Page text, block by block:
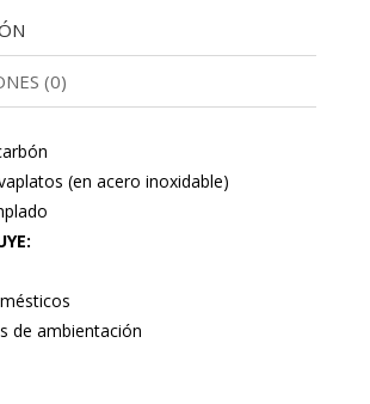
(0)
(en acero inoxidable)
de ambientación